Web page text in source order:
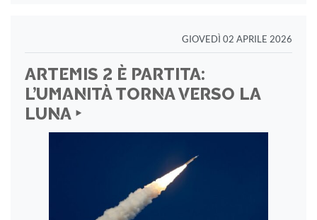
GIOVEDÌ 02 APRILE 2026
ARTEMIS 2 È PARTITA:
L’UMANITÀ TORNA VERSO LA
LUNA ‣